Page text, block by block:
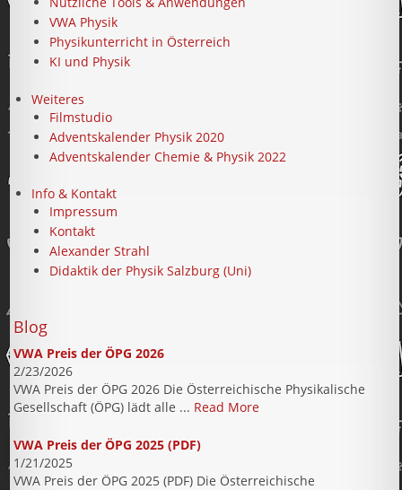
VWA Physik
Physikunterricht in Österreich
KI und Physik
Weiteres
Filmstudio
Adventskalender Physik 2020
Adventskalender Chemie & Physik 2022
Info & Kontakt
Impressum
Kontakt
Alexander Strahl
Didaktik der Physik Salzburg (Uni)
Blog
VWA Preis der ÖPG 2026
2/23/2026
VWA Preis der ÖPG 2026 Die Österreichische Physikalische
Gesellschaft (ÖPG) lädt alle ... Read More
VWA Preis der ÖPG 2025 (PDF)
1/21/2025
VWA Preis der ÖPG 2025 (PDF) Die Österreichische